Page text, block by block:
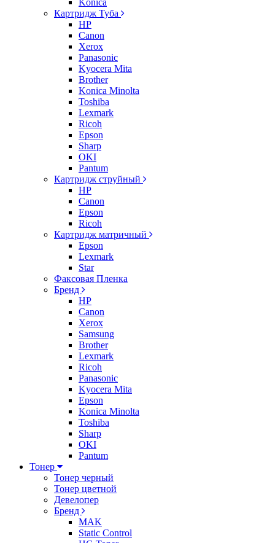
Konica
Картридж Туба
HP
Canon
Xerox
Panasonic
Kyocera Mita
Brother
Konica Minolta
Toshiba
Lexmark
Ricoh
Epson
Sharp
OKI
Pantum
Картридж струйный
HP
Canon
Epson
Ricoh
Картридж матричный
Epson
Lexmark
Star
Факсовая Пленка
Бренд
HP
Canon
Xerox
Samsung
Brother
Lexmark
Ricoh
Panasonic
Kyocera Mita
Epson
Konica Minolta
Toshiba
Sharp
OKI
Pantum
Тонер
Тонер черный
Тонер цветной
Девелопер
Бренд
MAK
Static Control